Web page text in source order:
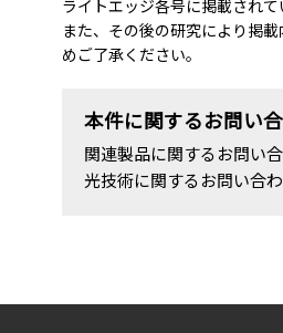
ライトエッジ各号に掲載され
また、その後の研究により掲
めご了承ください。
本件に関するお問い
関連製品に関するお問い
光技術に関するお問い合